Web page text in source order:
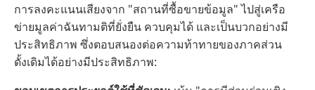
การลงคะแนนเสียงจาก "สถานที่ซื้อขายข้อมูล" ไปสู่เครือ
ข่ายมูลค่าฉันทามติที่ยั่งยืน ควบคุมได้ และเป็นบวกอย่างมี
ประสิทธิภาพ ซึ่งตอบสนองต่อความท้าทายของภาคส่วน
ดั้งเดิมได้อย่างมีประสิทธิภาพ: